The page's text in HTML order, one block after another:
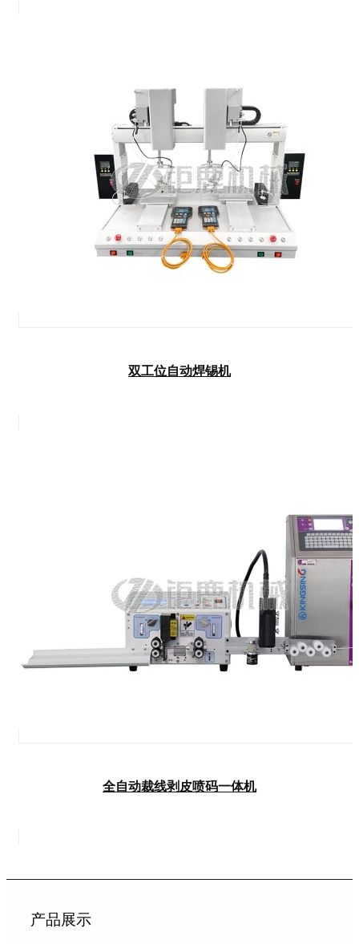
双工位自动焊锡机
全自动裁线剥皮喷码一体机
产品展示